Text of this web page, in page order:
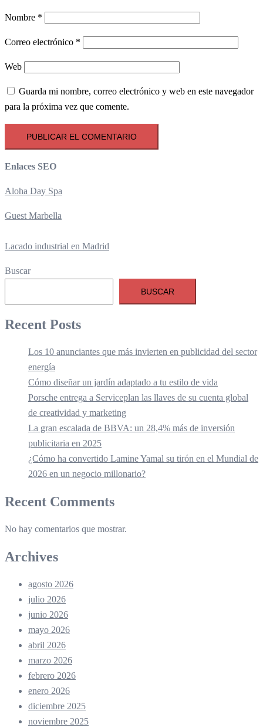
Nombre *
Correo electrónico *
Web
Guarda mi nombre, correo electrónico y web en este navegador
para la próxima vez que comente.
Enlaces SEO
Aloha Day Spa
Guest Marbella
Lacado industrial en Madrid
Buscar
BUSCAR
Recent Posts
Los 10 anunciantes que más invierten en publicidad del sector
energía
Cómo diseñar un jardín adaptado a tu estilo de vida
Porsche entrega a Serviceplan las llaves de su cuenta global
de creatividad y marketing
La gran escalada de BBVA: un 28,4% más de inversión
publicitaria en 2025
¿Cómo ha convertido Lamine Yamal su tirón en el Mundial de
2026 en un negocio millonario?
Recent Comments
No hay comentarios que mostrar.
Archives
agosto 2026
julio 2026
junio 2026
mayo 2026
abril 2026
marzo 2026
febrero 2026
enero 2026
diciembre 2025
noviembre 2025